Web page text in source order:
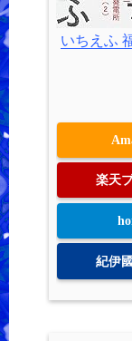
いちえふ
楽天
紀伊